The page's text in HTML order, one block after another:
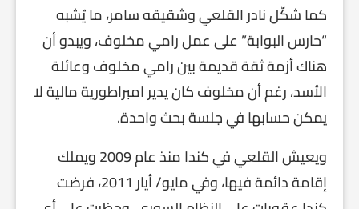
كما شكّل نادر القلعي وشقيقه سامر، ما يُشبه
“حارس البوابة” على عمل رامي مخلوف، ويبدو أن
هناك أزمة ثقة قديمة بين رامي مخلوف وعائلة
الأسد، رغم أن مخلوف كان يدير امبراطورية مالية لا
يمكن حسابها في جلسة بحث واحدة.
ويعيش القلعي في كندا منذ عام 2009 ويملك
إقامة دائمة فيها، وفي مايو/ أيار 2011، فرضت